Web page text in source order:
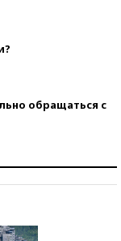
обращаться с